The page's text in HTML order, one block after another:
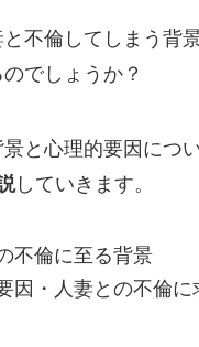
不倫してしまう背
でしょうか？
と心理的要因につ
していきます。
不倫に至る背景
因・人妻との不倫に